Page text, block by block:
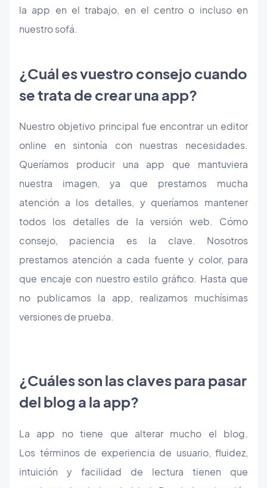
la app en el trabajo, en el centro o incluso en
nuestro sofá.
¿Cuál es vuestro consejo cuando
se trata de crear una app?
Nuestro objetivo principal fue encontrar un editor
online en sintonía con nuestras necesidades.
Queríamos producir una app que mantuviera
nuestra imagen, ya que prestamos mucha
atención a los detalles, y queríamos mantener
todos los detalles de la versión web. Cómo
consejo, paciencia es la clave. Nosotros
prestamos atención a cada fuente y color, para
que encaje con nuestro estilo gráfico. Hasta que
no publicamos la app, realizamos muchísimas
versiones de prueba.
¿Cuáles son las claves para pasar
del blog a la app?
La app no tiene que alterar mucho el blog.
Los términos de experiencia de usuario, fluidez,
intuición y facilidad de lectura tienen que